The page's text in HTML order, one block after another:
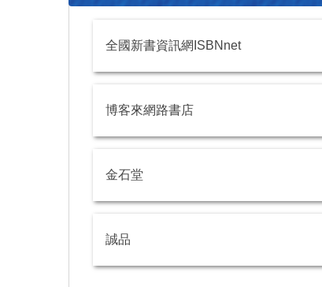
全國新書資訊網ISBNnet
博客來網路書店
金石堂
誠品